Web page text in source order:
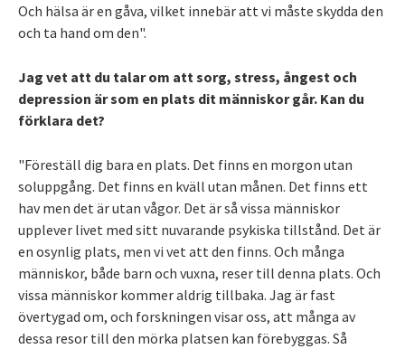
Och hälsa är en gåva, vilket innebär att vi måste skydda den
och ta hand om den".
Jag vet att du talar om att sorg, stress, ångest och
depression är som en plats dit människor går. Kan du
förklara det?
"Föreställ dig bara en plats. Det finns en morgon utan
soluppgång. Det finns en kväll utan månen. Det finns ett
hav men det är utan vågor. Det är så vissa människor
upplever livet med sitt nuvarande psykiska tillstånd. Det är
en osynlig plats, men vi vet att den finns. Och många
människor, både barn och vuxna, reser till denna plats. Och
vissa människor kommer aldrig tillbaka. Jag är fast
övertygad om, och forskningen visar oss, att många av
dessa resor till den mörka platsen kan förebyggas. Så